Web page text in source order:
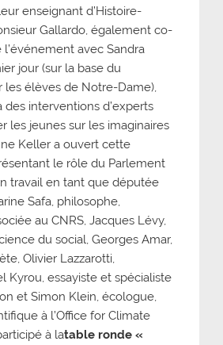
enseignant d’Histoire-
Gallardo, également co-
avec Sandra
jour (sur la base du
les élèves de Notre-Dame),
des interventions d’experts
les jeunes sur les imaginaires
Keller a ouvert cette
le rôle du Parlement
travail en tant que députée
Safa, philosophe,
au CNRS, Jacques Lévy,
du social, Georges Amar,
Olivier Lazzarotti,
Kyrou, essayiste et spécialiste
et Simon Klein, écologue,
à l’Office for Climate
à latable ronde «